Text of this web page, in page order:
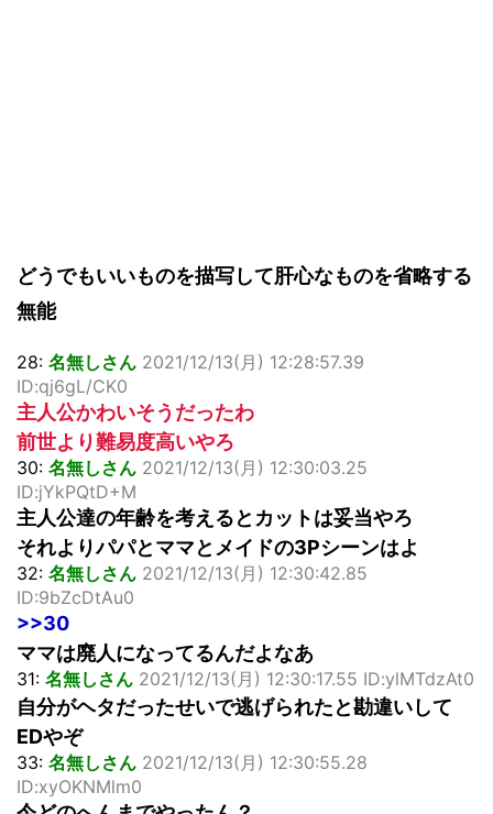
どうでもいいものを描写して肝心なものを省略する
無能
28: 名無しさん 2021/12/13(月) 12:28:57.39
ID:qj6gL/CK0
主人公かわいそうだったわ
前世より難易度高いやろ
30: 名無しさん 2021/12/13(月) 12:30:03.25
ID:jYkPQtD+M
主人公達の年齢を考えるとカットは妥当やろ
それよりパパとママとメイドの3Pシーンはよ
32: 名無しさん 2021/12/13(月) 12:30:42.85
ID:9bZcDtAu0
>>30
ママは廃人になってるんだよなあ
31: 名無しさん 2021/12/13(月) 12:30:17.55 ID:ylMTdzAt0
自分がヘタだったせいで逃げられたと勘違いして
EDやぞ
33: 名無しさん 2021/12/13(月) 12:30:55.28
ID:xyOKNMlm0